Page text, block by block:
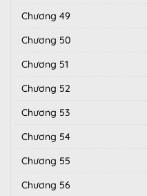
Chương 49
Chương 50
Chương 51
Chương 52
Chương 53
Chương 54
Chương 55
Chương 56